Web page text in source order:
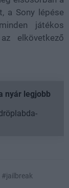
a Sony lépése
játékos
elkövetkező
nyár legjobb
#jailbreak